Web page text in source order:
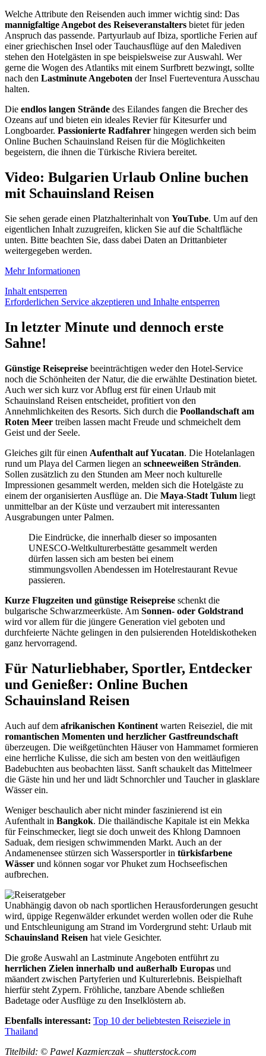
Welche Attribute den Reisenden auch immer wichtig sind: Das
mannigfaltige Angebot des Reiseveranstalters bietet für jeden
Anspruch das passende. Partyurlaub auf Ibiza, sportliche Ferien auf
einer griechischen Insel oder Tauchausflüge auf den Malediven
stehen den Hotelgästen in spe beispielsweise zur Auswahl. Wer
gerne die Wogen des Atlantiks mit einem Surfbrett bezwingt, sollte
nach den Lastminute Angeboten der Insel Fuerteventura Ausschau
halten.
Die endlos langen Strände des Eilandes fangen die Brecher des
Ozeans auf und bieten ein ideales Revier für Kitesurfer und
Longboarder. Passionierte Radfahrer hingegen werden sich beim
Online Buchen Schauinsland Reisen für die Möglichkeiten
begeistern, die ihnen die Türkische Riviera bereitet.
Video: Bulgarien Urlaub Online buchen
mit Schauinsland Reisen
Sie sehen gerade einen Platzhalterinhalt von YouTube. Um auf den
eigentlichen Inhalt zuzugreifen, klicken Sie auf die Schaltfläche
unten. Bitte beachten Sie, dass dabei Daten an Drittanbieter
weitergegeben werden.
Mehr Informationen
Inhalt entsperren
Erforderlichen Service akzeptieren und Inhalte entsperren
In letzter Minute und dennoch erste
Sahne!
Günstige Reisepreise beeinträchtigen weder den Hotel-Service
noch die Schönheiten der Natur, die die erwählte Destination bietet.
Auch wer sich kurz vor Abflug erst für einen Urlaub mit
Schauinsland Reisen entscheidet, profitiert von den
Annehmlichkeiten des Resorts. Sich durch die Poollandschaft am
Roten Meer treiben lassen macht Freude und schmeichelt dem
Geist und der Seele.
Gleiches gilt für einen Aufenthalt auf Yucatan. Die Hotelanlagen
rund um Playa del Carmen liegen an schneeweißen Stränden.
Sollen zusätzlich zu den Stunden am Meer noch kulturelle
Impressionen gesammelt werden, melden sich die Hotelgäste zu
einem der organisierten Ausflüge an. Die Maya-Stadt Tulum liegt
unmittelbar an der Küste und verzaubert mit interessanten
Ausgrabungen unter Palmen.
Die Eindrücke, die innerhalb dieser so imposanten
UNESCO-Weltkulturerbestätte gesammelt werden
dürfen lassen sich am besten bei einem
stimmungsvollen Abendessen im Hotelrestaurant Revue
passieren.
Kurze Flugzeiten und günstige Reisepreise schenkt die
bulgarische Schwarzmeerküste. Am Sonnen- oder Goldstrand
wird vor allem für die jüngere Generation viel geboten und
durchfeierte Nächte gelingen in den pulsierenden Hoteldiskotheken
ganz hervorragend.
Für Naturliebhaber, Sportler, Entdecker
und Genießer: Online Buchen
Schauinsland Reisen
Auch auf dem afrikanischen Kontinent warten Reiseziel, die mit
romantischen Momenten und herzlicher Gastfreundschaft
überzeugen. Die weißgetünchten Häuser von Hammamet formieren
eine herrliche Kulisse, die sich am besten von den weitläufigen
Badebuchten aus beobachten lässt. Sanft schaukelt das Mittelmeer
die Gäste hin und her und lädt Schnorchler und Taucher in glasklare
Wässer ein.
Weniger beschaulich aber nicht minder faszinierend ist ein
Aufenthalt in Bangkok. Die thailändische Kapitale ist ein Mekka
für Feinschmecker, liegt sie doch unweit des Khlong Damnoen
Saduak, dem riesigen schwimmenden Markt. Auch an der
Andamenensee stürzen sich Wassersportler in türkisfarbene
Wässer und können sogar vor Phuket zum Hochseefischen
aufbrechen.
Unabhängig davon ob nach sportlichen Herausforderungen gesucht
wird, üppige Regenwälder erkundet werden wollen oder die Ruhe
und Entschleunigung am Strand im Vordergrund steht: Urlaub mit
Schauinsland Reisen hat viele Gesichter.
Die große Auswahl an Lastminute Angeboten entführt zu
herrlichen Zielen innerhalb und außerhalb Europas und
mäandert zwischen Partyferien und Kulturerlebnis. Beispielhaft
hierfür steht Zypern. Fröhliche, tanzbare Abende schließen
Badetage oder Ausflüge zu den Inselklöstern ab.
Ebenfalls interessant: Top 10 der beliebtesten Reiseziele in
Thailand
Titelbild: © Pawel Kazmierczak – shutterstock.com